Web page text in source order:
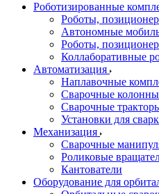
Роботизированные
Роботы,
Автономные
Роботы,
Коллаборативные
Автоматизация
Наплавочные
Сварочные колонны
Сварочные
Установки для
Механизация
Сварочные
Роликовые
Кантователи
Оборудование для